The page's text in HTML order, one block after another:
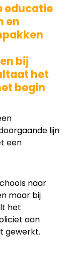
educatie
en
bij
het
begin
lijn
een
naar
maar bij
het
aan
gewerkt.